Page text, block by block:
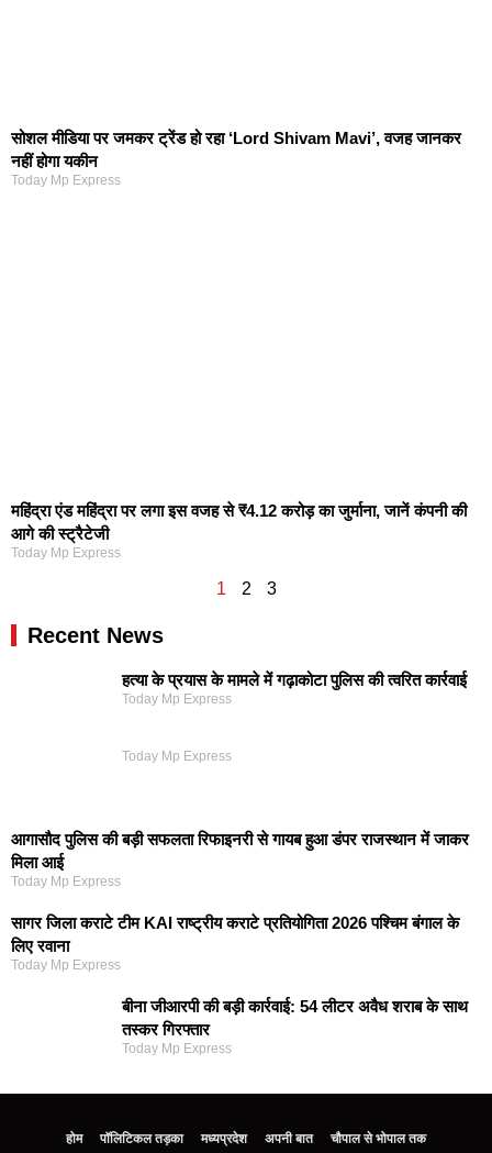
सोशल मीडिया पर जमकर ट्रेंड हो रहा ‘Lord Shivam Mavi’, वजह जानकर
नहीं होगा यकीन
Today Mp Express
महिंद्रा एंड महिंद्रा पर लगा इस वजह से ₹4.12 करोड़ का जुर्माना, जानें कंपनी की
आगे की स्ट्रैटेजी
Today Mp Express
1 2 3
Recent News
हत्या के प्रयास के मामले में गढ़ाकोटा पुलिस की त्वरित कार्रवाई
Today Mp Express
Today Mp Express
आगासौद पुलिस की बड़ी सफलता रिफाइनरी से गायब हुआ डंपर राजस्थान में जाकर
मिला आई
Today Mp Express
सागर जिला कराटे टीम KAI राष्ट्रीय कराटे प्रतियोगिता 2026 पश्चिम बंगाल के
लिए रवाना
Today Mp Express
बीना जीआरपी की बड़ी कार्रवाई: 54 लीटर अवैध शराब के साथ
तस्कर गिरफ्तार
Today Mp Express
होम पॉलिटिकल तड़का मध्यप्रदेश अपनी बात चौपाल से भोपाल तक